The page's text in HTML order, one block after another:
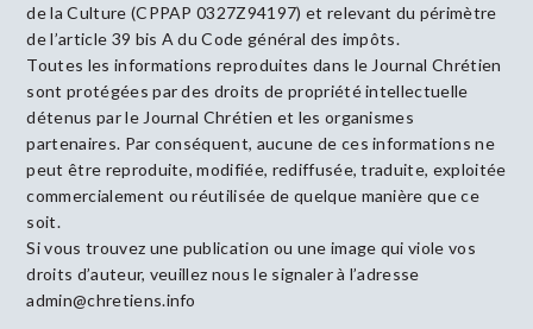
de la Culture (CPPAP 0327Z94197) et relevant du périmètre
de l’article 39 bis A du Code général des impôts.
Toutes les informations reproduites dans le Journal Chrétien
sont protégées par des droits de propriété intellectuelle
détenus par le Journal Chrétien et les organismes
partenaires. Par conséquent, aucune de ces informations ne
peut être reproduite, modifiée, rediffusée, traduite, exploitée
commercialement ou réutilisée de quelque manière que ce
soit.
Si vous trouvez une publication ou une image qui viole vos
droits d’auteur, veuillez nous le signaler à l’adresse
admin@chretiens.info